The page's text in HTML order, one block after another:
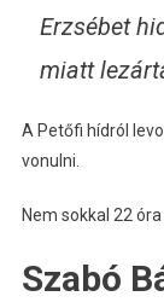
Erzsébet
miatt
A Petőfi hídról
vonulni.
Nem sokkal 22
Szabó